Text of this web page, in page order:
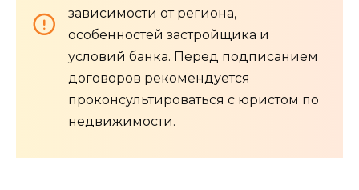
зависимости от региона,
особенностей застройщика и
условий банка. Перед подписанием
договоров рекомендуется
проконсультироваться с юристом по
недвижимости.